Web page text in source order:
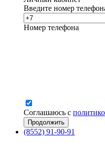
Введите номер
Номер телефона
Соглашаюсь с
(8552) 91-90-91